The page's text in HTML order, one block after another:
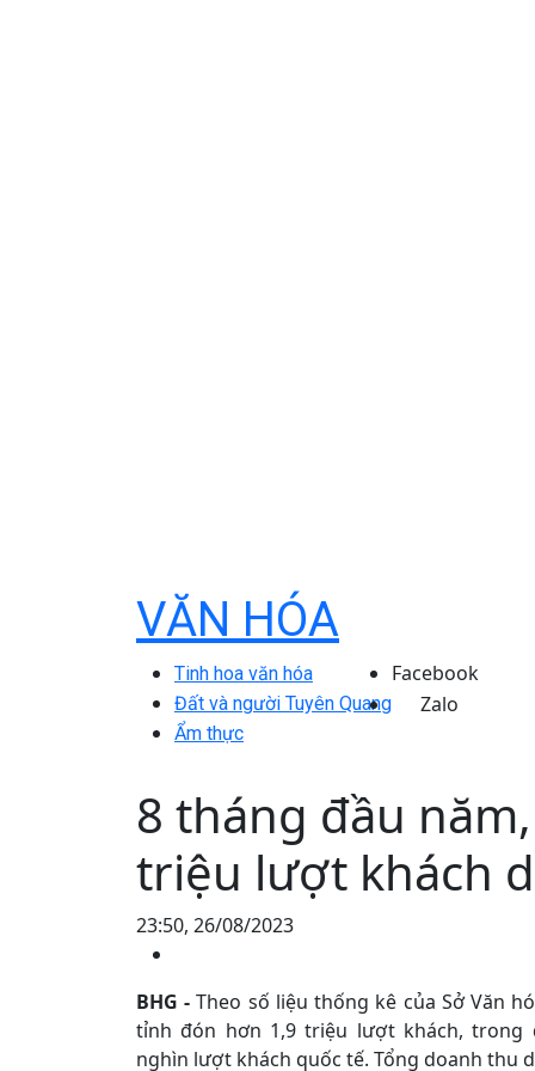
VĂN HÓA
Tinh hoa văn hóa
Đất và người Tuyên Quang
Ẩm thực
Facebook
Zalo
8 tháng đầu
triệu lượt khách
23:50, 26/08/2023
BHG -Theo số liệu thống kê của Sở Văn
tỉnh đón hơn 1,9 triệu lượt khách,
nghìn lượt khách quốc tế. Tổng doanh thu